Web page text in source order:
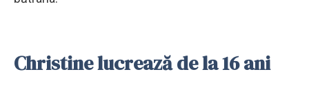
Christine lucrează de la 16 ani